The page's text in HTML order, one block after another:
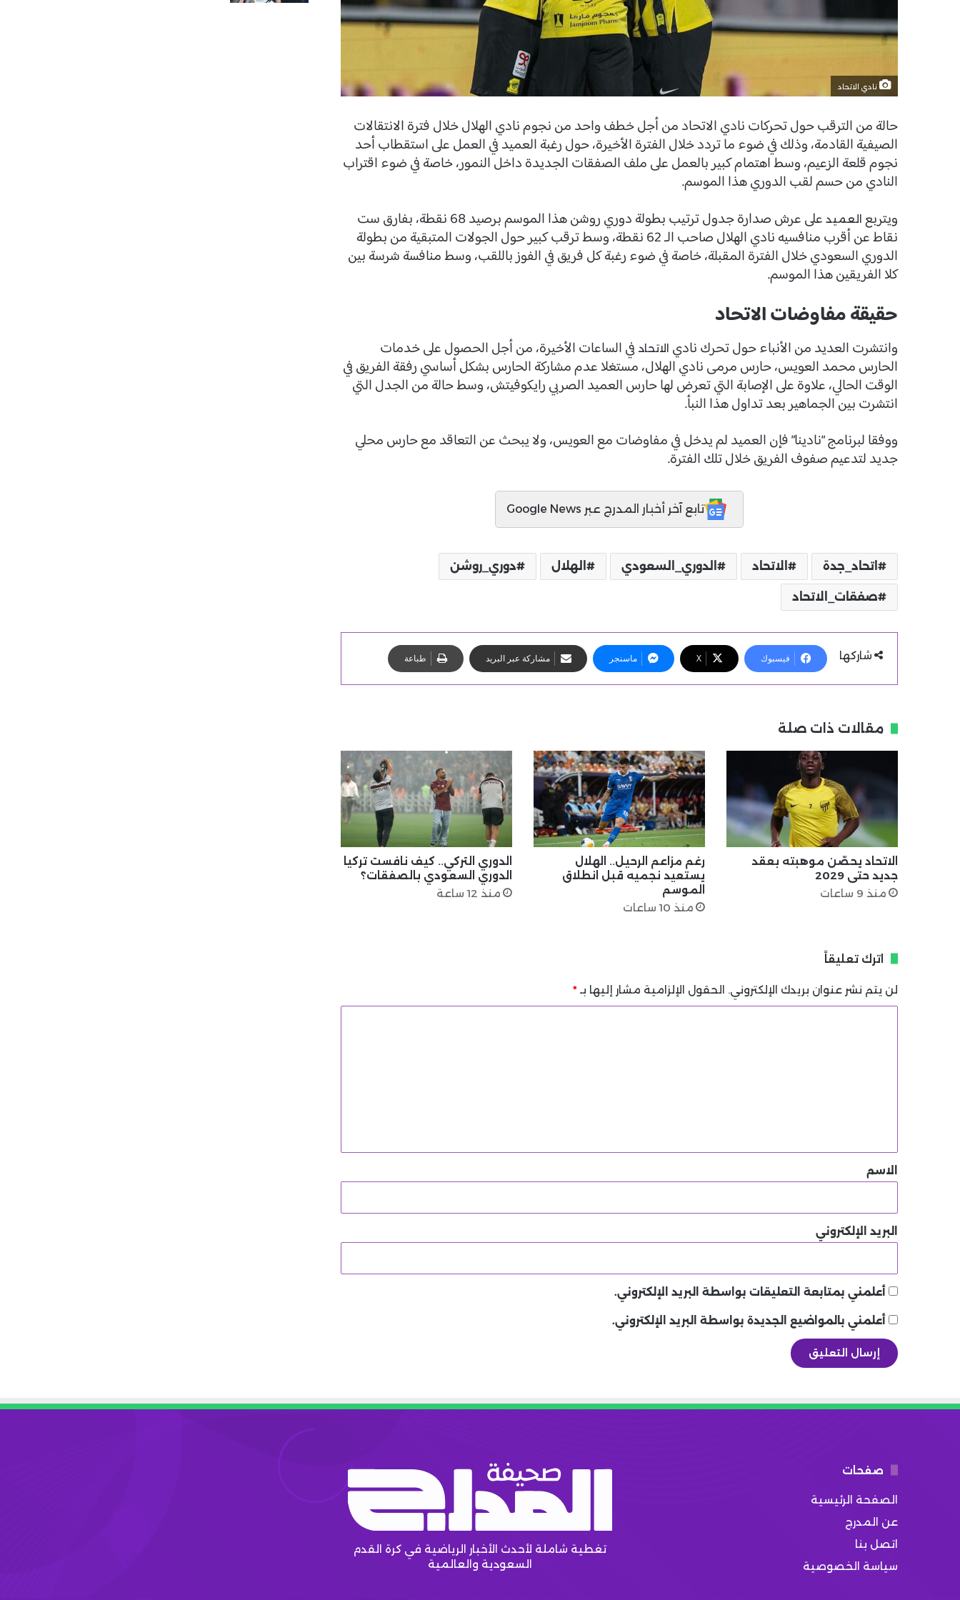
نادي الاتحاد
حالة من الترقب حول تحركات نادي الاتحاد من أجل خطف واحد من نجوم نادي الهلال خلال فترة الانتقالات
الصيفية القادمة، وذلك في ضوء ما تردد خلال الفترة الأخيرة، حول رغبة العميد في العمل على استقطاب أحد
نجوم قلعة الزعيم، وسط اهتمام كبير بالعمل على ملف الصفقات الجديدة داخل النمور، خاصة في ضوء اقتراب
النادي من حسم لقب الدوري هذا الموسم.
ويتربع العميد على عرش صدارة جدول ترتيب بطولة دوري روشن هذا الموسم برصيد 68 نقطة، بفارق ست
نقاط عن أقرب منافسيه نادي الهلال صاحب الـ 62 نقطة، وسط ترقب كبير حول الجولات المتبقية من بطولة
الدوري السعودي خلال الفترة المقبلة، خاصة في ضوء رغبة كل فريق في الفوز باللقب، وسط منافسة شرسة بين
كلا الفريقين هذا الموسم.
حقيقة مفاوضات الاتحاد
وانتشرت العديد من الأنباء حول تحرك نادي الاتحاد في الساعات الأخيرة، من أجل الحصول على خدمات
الحارس محمد العويس، حارس مرمى نادي الهلال، مستغلا عدم مشاركة الحارس بشكل أساسي رفقة الفريق في
الوقت الحالي، علاوة على الإصابة التي تعرض لها حارس العميد الصربي رايكوفيتش، وسط حالة من الجدل التي
انتشرت بين الجماهير بعد تداول هذا النبأ.
ووفقا لبرنامج “نادينا” فإن العميد لم يدخل في مفاوضات مع العويس، ولا يبحث عن التعاقد مع حارس محلي
جديد لتدعيم صفوف الفريق خلال تلك الفترة.
تابع آخر أخبار المدرج عبر Google News
اتحاد_جدة الاتحاد الدوري_السعودي الهلال دوري_روشن
صفقات_الاتحاد
شاركها فيسبوك X ماسنجر مشاركة عبر البريد طباعة
مقالات ذات صلة
الاتحاد يحصّن موهبته بعقد
جديد حتى 2029
منذ 9 ساعات
رغم مزاعم الرحيل.. الهلال
يستعيد نجميه قبل انطلاق
الموسم
منذ 10 ساعات
الدوري التركي.. كيف نافست تركيا
الدوري السعودي بالصفقات؟
منذ 12 ساعة
اترك تعليقاً
لن يتم نشر عنوان بريدك الإلكتروني. الحقول الإلزامية مشار إليها بـ *
*الاسم
البريد الإلكتروني
أعلمني بمتابعة التعليقات بواسطة البريد الإلكتروني.
أعلمني بالمواضيع الجديدة بواسطة البريد الإلكتروني.
صفحات
الصفحة الرئيسية
عن المدرج
اتصل بنا
سياسة الخصوصية
تغطية شاملة لأحدث الأخبار الرياضية في كرة القدم
السعودية والعالمية